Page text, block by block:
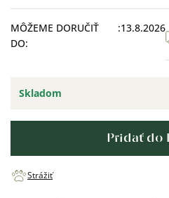
cena:
Skladom
MÔŽEME DORUČIŤ
DO:
13.8.2026
Pridať do
Strážiť